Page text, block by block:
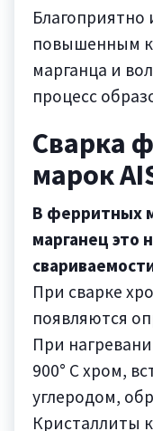
повышенным
марганца и
процесс
Сварка
марок
В ферритных
марганец это
При сварке
появляются
При
900° С хром,
углеродом,
Кристаллиты